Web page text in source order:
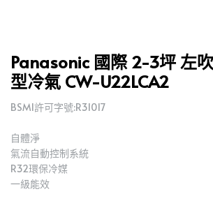
Panasonic 國際 2-3坪 左
型冷氣 CW-U22LCA2
BSMI許可字號:R31017
自體淨
氣流自動控制系統
R32環保冷媒
一級能效